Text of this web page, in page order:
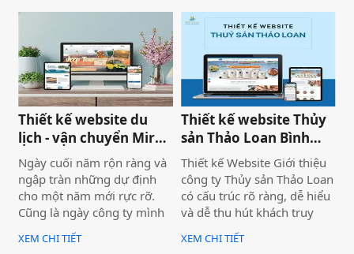
dùng và hiệu quả vận hành
với định hướng chuyên
nghiệp, bài bản và bền
vững.
Thiết kế website du
lịch - vận chuyển Mira
tour Mũi Né
Ngày cuối năm rộn ràng và
ngập tràn những dự định
cho một năm mới rực rỡ.
Cũng là ngày công ty mình
bàn giao dự án thiết kế
website Mira Tour Mũi Né –
XEM CHI TIẾT
Thiết kế website Thủy
sản Thảo Loan Bình
Thuận, Lâm Đồng
Thiết kế Website Giới thiệu
công ty Thủy sản Thảo Loan
có cấu trúc rõ ràng, dễ hiểu
và dễ thu hút khách truy
cập vào website giúp truyền
tải thông tin hiệu quả. Với
XEM CHI TIẾT